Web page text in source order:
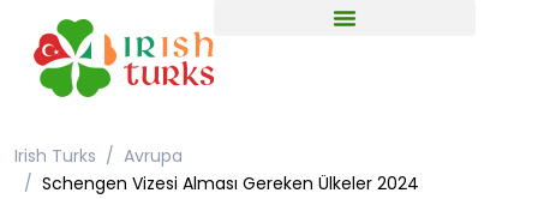
Irish Turks
Avrupa
Schengen Vizesi Alması Gereken Ülkeler 2024